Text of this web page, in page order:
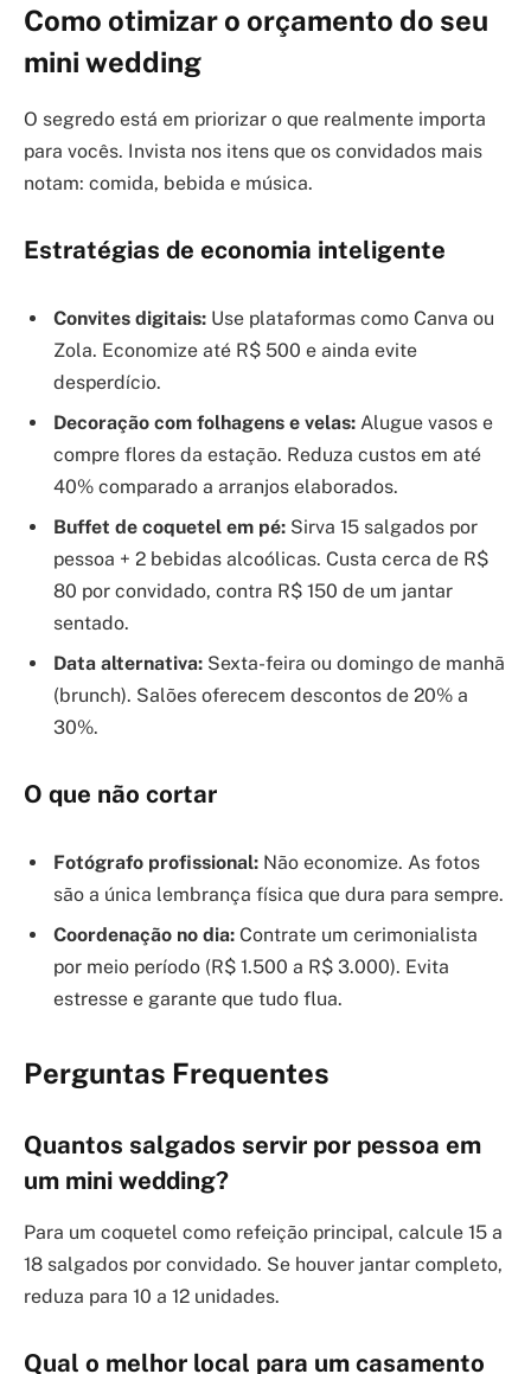
Como otimizar o orçamento do seu
mini wedding
O segredo está em priorizar o que realmente importa
para vocês. Invista nos itens que os convidados mais
notam: comida, bebida e música.
Estratégias de economia inteligente
Convites digitais: Use plataformas como Canva ou
Zola. Economize até R$ 500 e ainda evite
desperdício.
Decoração com folhagens e velas: Alugue vasos e
compre flores da estação. Reduza custos em até
40% comparado a arranjos elaborados.
Buffet de coquetel em pé: Sirva 15 salgados por
pessoa + 2 bebidas alcoólicas. Custa cerca de R$
80 por convidado, contra R$ 150 de um jantar
sentado.
Data alternativa: Sexta-feira ou domingo de manhã
(brunch). Salões oferecem descontos de 20% a
30%.
O que não cortar
Fotógrafo profissional: Não economize. As fotos
são a única lembrança física que dura para sempre.
Coordenação no dia: Contrate um cerimonialista
por meio período (R$ 1.500 a R$ 3.000). Evita
estresse e garante que tudo flua.
Perguntas Frequentes
Quantos salgados servir por pessoa em
um mini wedding?
Para um coquetel como refeição principal, calcule 15 a
18 salgados por convidado. Se houver jantar completo,
reduza para 10 a 12 unidades.
Qual o melhor local para um casamento